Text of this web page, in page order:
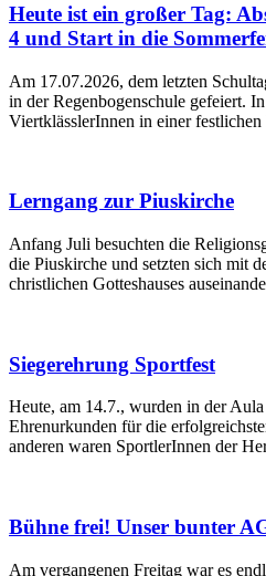
Heute ist ein großer Tag:
4 und Start in die
Am 17.07.2026, dem letzten
in der Regenbogenschule gefeiert.
ViertklässlerInnen in einer festlichen
Lerngang zur Piuskirche
Anfang Juli besuchten die
die Piuskirche und setzten sich mit
christlichen Gotteshauses
Siegerehrung Sportfest
Heute, am 14.7., wurden in der
Ehrenurkunden für die
anderen waren SportlerInnen der
Bühne frei! Unser bunter
Am vergangenen Freitag war es